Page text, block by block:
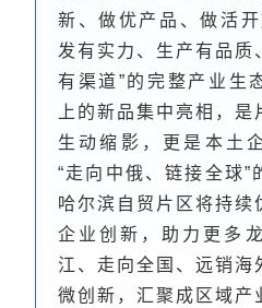
新、做优产品、做活
发有实力、生产有品质
有渠道”的完整产业生
上的新品集中亮相，
生动缩影，更是本土
“走向中俄、链接全球”
哈尔滨自贸片区将持续
企业创新，助力更多
江、走向全国、远销海
微创新，汇聚成区域产